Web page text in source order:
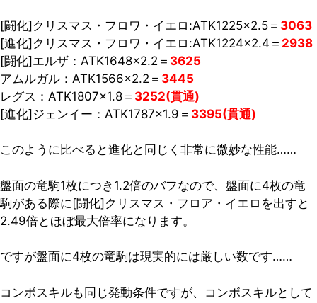
[闘化]クリスマス・フロワ・イエロ:ATK1225×2.5＝ 3063
[進化]クリスマス・フロワ・イエロ:ATK1224×2.4＝ 2938
[闘化]エルザ：ATK1648×2.2＝ 3625
アムルガル：ATK1566×2.2＝ 3445
レグス：ATK1807×1.8＝ 3252(貫通)
[進化]ジェンイー：ATK1787×1.9＝ 3395(貫通)
このように比べると進化と同じく非常に微妙な性能……
盤面の竜駒1枚につき1.2倍のバフなので、盤面に4枚の竜
駒がある際に[闘化]クリスマス・フロア・イエロを出すと
2.49倍とほぼ最大倍率になります。
ですが盤面に4枚の竜駒は現実的には厳しい数です……
コンボスキルも同じ発動条件ですが、コンボスキルとして